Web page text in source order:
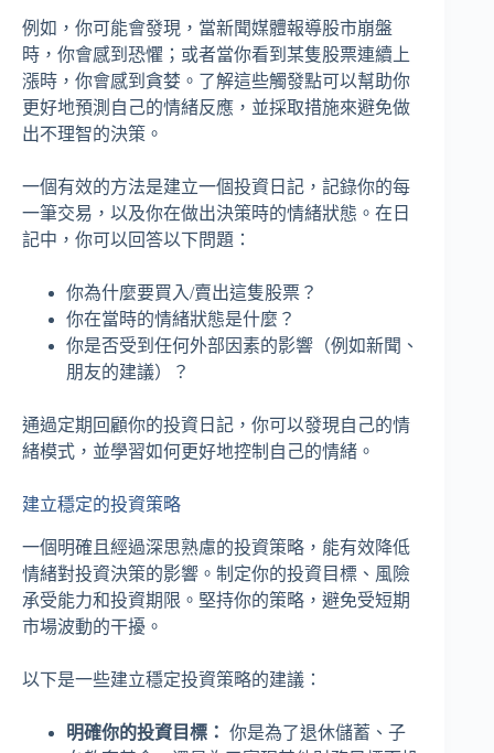
例如，你可能會發現，當新聞媒體報導股市崩盤
時，你會感到恐懼；或者當你看到某隻股票連續上
漲時，你會感到貪婪。了解這些觸發點可以幫助你
更好地預測自己的情緒反應，並採取措施來避免做
出不理智的決策。
一個有效的方法是建立一個投資日記，記錄你的每
一筆交易，以及你在做出決策時的情緒狀態。在日
記中，你可以回答以下問題：
你為什麼要買入/賣出這隻股票？
你在當時的情緒狀態是什麼？
你是否受到任何外部因素的影響（例如新聞、
朋友的建議）？
通過定期回顧你的投資日記，你可以發現自己的情
緒模式，並學習如何更好地控制自己的情緒。
建立穩定的投資策略
一個明確且經過深思熟慮的投資策略，能有效降低
情緒對投資決策的影響。制定你的投資目標、風險
承受能力和投資期限。堅持你的策略，避免受短期
市場波動的干擾。
以下是一些建立穩定投資策略的建議：
明確你的投資目標： 你是為了退休儲蓄、子